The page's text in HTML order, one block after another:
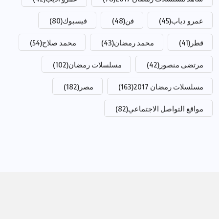
عمرو دياب(45) فن(48) فيسبوك(80)
قطر (41) محمد رمضان(43) محمد صلاح(54)
مرتضى منصور (42) مسلسلات رمضان(102)
مسلسلات رمضان 2017 (163) مصر (182)
مواقع التواصل الاجتماعي(82)